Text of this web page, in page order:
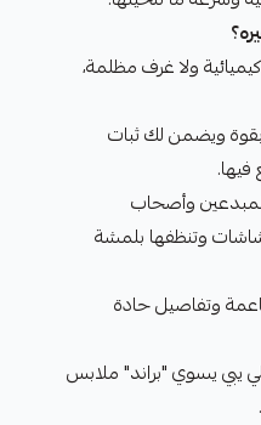
ولا غرف مظلمة،
ويضمن لك ثبات
فيها.
وأصحاب
وتنظفها بلمشة
وتفاصيل حادة
يبي يسوي "براند" ملابس